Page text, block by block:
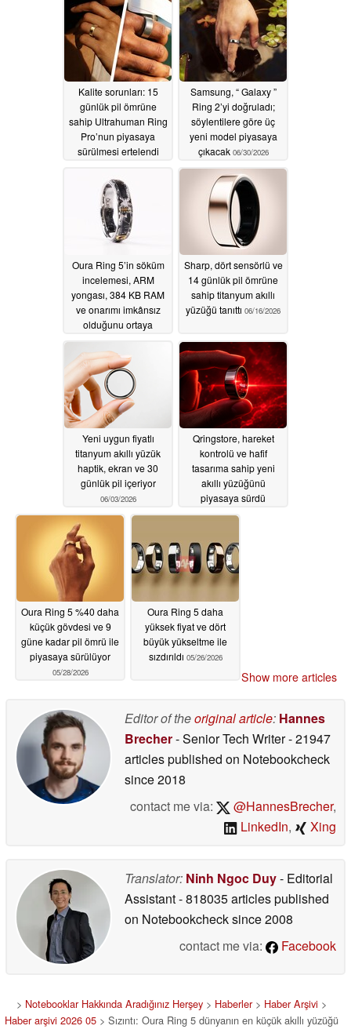
Kalite sorunları: 15
günlük pil ömrüne
sahip Ultrahuman Ring
Pro’nun piyasaya
sürülmesi ertelendi
Samsung, “ Galaxy ”
Ring 2’yi doğruladı;
söylentilere göre üç
yeni model piyasaya
çıkacak 06/30/2026
Oura Ring 5’in söküm
incelemesi, ARM
yongası, 384 KB RAM
ve onarımı imkânsız
olduğunu ortaya
koyuyor
Sharp, dört sensörlü ve
14 günlük pil ömrüne
sahip titanyum akıllı
yüzüğü tanıttı 06/16/2026
Yeni uygun fiyatlı
titanyum akıllı yüzük
haptik, ekran ve 30
günlük pil içeriyor
06/03/2026
Qringstore, hareket
kontrolü ve hafif
tasarıma sahip yeni
akıllı yüzüğünü
piyasaya sürdü
05/29/2026
Oura Ring 5 %40 daha
küçük gövdesi ve 9
güne kadar pil ömrü ile
piyasaya sürülüyor
05/28/2026
Oura Ring 5 daha
yüksek fiyat ve dört
büyük yükseltme ile
sızdırıldı 05/26/2026
Show more articles
Editor of theoriginal article: Hannes
Brecher- Senior Tech Writer- 21947
articles published on Notebookcheck
since 2018
contact me via:
@HannesBrecher,
LinkedIn, Xing
Translator: Ninh Ngoc Duy- Editorial
Assistant- 818035 articles published
on Notebookchecksince 2008
contact me via:
Facebook
> Notebooklar Hakkında Aradığınız Herşey > Haberler> Haber Arşivi >
Haber arşivi 2026 05 > Sızıntı: Oura Ring 5 dünyanın en küçük akıllı yüzüğü